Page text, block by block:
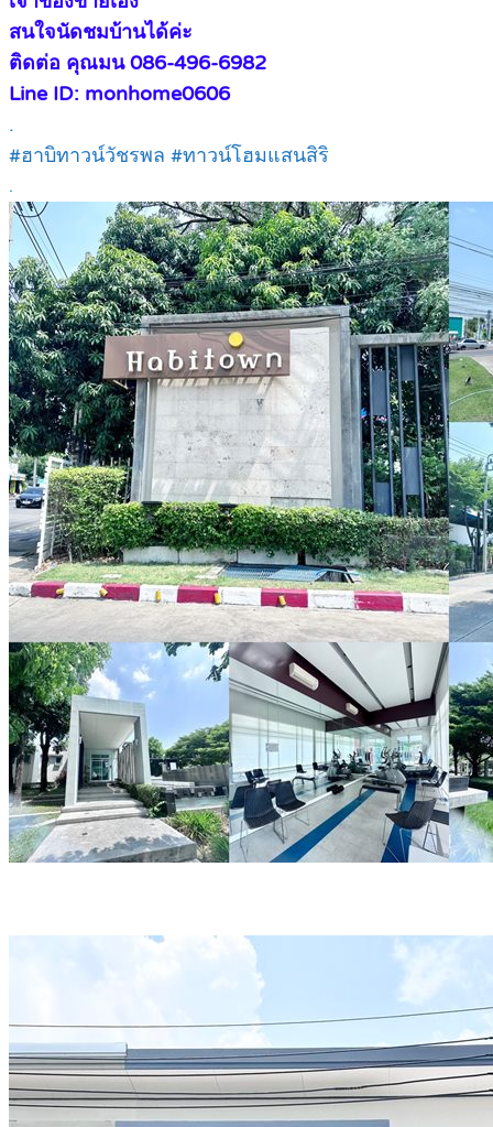
สนใจนัดชมบ้านได้ค่ะ
ติดต่อ คุณมน 086-496-6982
Line ID: monhome0606
.
#ฮาบิทาวน์วัชรพล #ทาวน์โฮมแสนสิริ
.